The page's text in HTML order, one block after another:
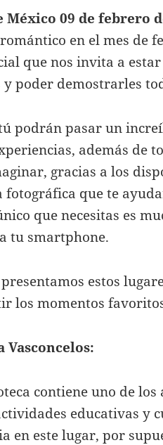
México 09 de febrero
en el mes de
que nos invita a
y poder demostrarles
podrán pasar un
además de
gracias a los
fotográfica que te
que necesitas es
tu smartphone.
presentamos estos
los momentos
Vasconcelos:
contiene uno de los
educativas y
en este lugar, por